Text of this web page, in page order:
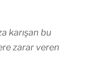
karışan bu
zarar veren